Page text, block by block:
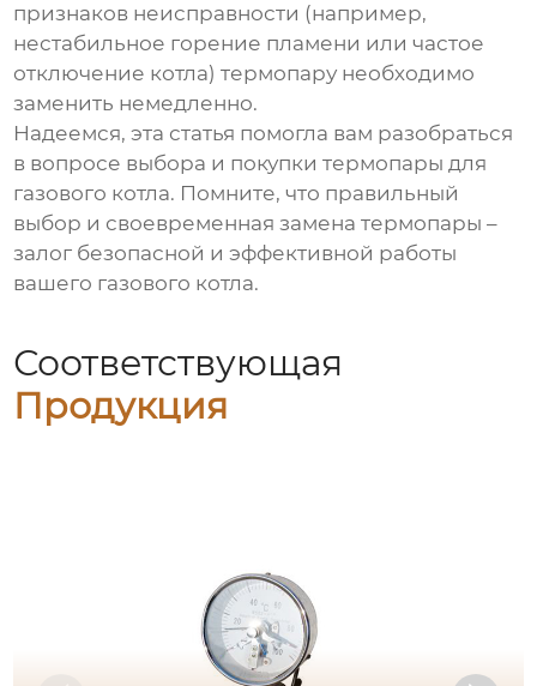
признаков неисправности (например,
нестабильное горение пламени или частое
отключение котла)термопару необходимо
заменить немедленно.
Надеемся, эта статья помогла вам разобраться
в вопросе выбора и покупкитермопары для
газового котла. Помните, что правильный
выбор и своевременная заменатермопары –
залог безопасной и эффективной работы
вашего газового котла.
Соответствующая
Продукция